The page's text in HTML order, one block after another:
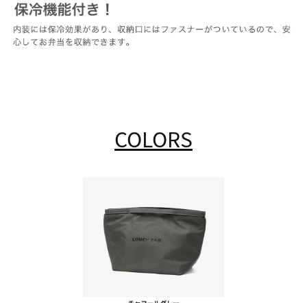
COLORS